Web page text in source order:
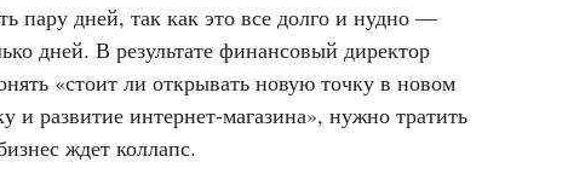
пару дней, так как это все долго и нудно —
дней. В результате финансовый директор
«стоит ли открывать новую точку в новом
и развитие интернет-магазина», нужно тратить
ждет коллапс.